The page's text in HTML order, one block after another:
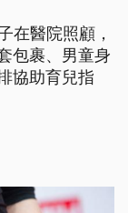
在醫院照顧，
包裹、男童身
協助育兒指